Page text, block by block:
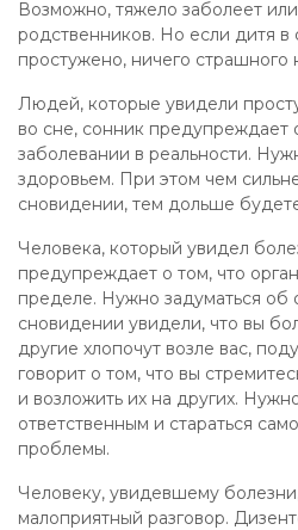
Возможно, тяжело заболеет
родственников. Но если дитя в
простужено, ничего страшного
Людей, которые увидели
во сне, сонник предупреждает
заболевании в реальности.
здоровьем. При этом чем
сновидении, тем дольше
Человека, который увидел
предупреждает о том, что
пределе. Нужно задуматься об
сновидении увидели, что вы
другие хлопочут возле вас,
говорит о том, что вы
и возложить их на других.
ответственным и стараться
проблемы.
Человеку, увидевшему
малоприятный разговор.